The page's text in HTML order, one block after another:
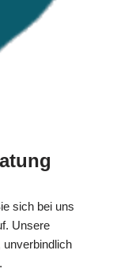
sich bei uns
Unsere
unverbindlich